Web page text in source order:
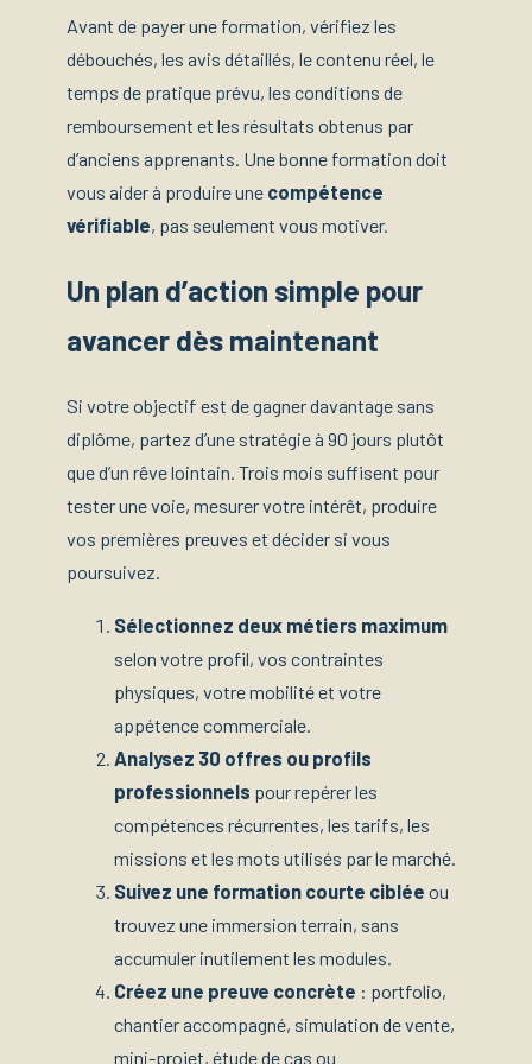
Avant de payer une formation, vérifiez les
débouchés, les avis détaillés, le contenu réel, le
temps de pratique prévu, les conditions de
remboursement et les résultats obtenus par
d’anciens apprenants. Une bonne formation doit
vous aider à produire une compétence
vérifiable, pas seulement vous motiver.
Un plan d’action simple pour
avancer dès maintenant
Si votre objectif est de gagner davantage sans
diplôme, partez d’une stratégie à 90 jours plutôt
que d’un rêve lointain. Trois mois suffisent pour
tester une voie, mesurer votre intérêt, produire
vos premières preuves et décider si vous
poursuivez.
Sélectionnez deux métiers maximum
selon votre profil, vos contraintes
physiques, votre mobilité et votre
appétence commerciale.
Analysez 30 offres ou profils
professionnels pour repérer les
compétences récurrentes, les tarifs, les
missions et les mots utilisés par le marché.
Suivez une formation courte ciblée ou
trouvez une immersion terrain, sans
accumuler inutilement les modules.
Créez une preuve concrète : portfolio,
chantier accompagné, simulation de vente,
mini-projet, étude de cas ou